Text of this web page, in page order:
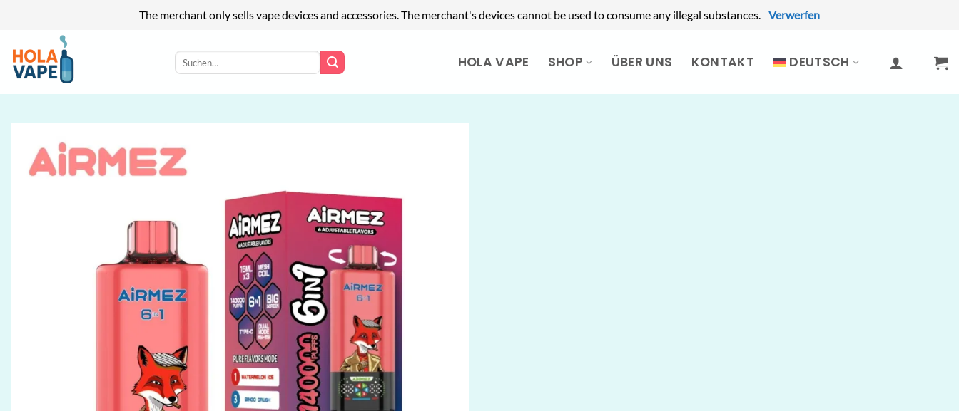
The merchant only sells vape devices and accessories. The merchant's devices cannot be used to consume any illegal substances. Verwerfen
Inhalt
springen
Suchen
nach:
HOLA VAPE SHOP ÜBER UNS KONTAKT DEUTSCH